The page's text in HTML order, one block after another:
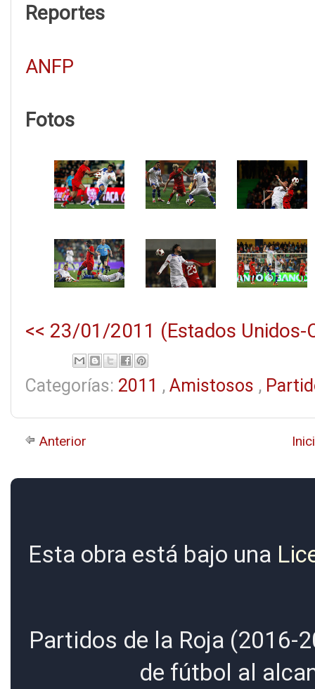
Reportes
ANFP
Fotos
<< 23/01/2011 (Estados Unidos-
Categorías: 2011 , Amistosos ,
Anterior
Esta obra está bajo una
Partidos de la Roja (2016-
de fútbol al